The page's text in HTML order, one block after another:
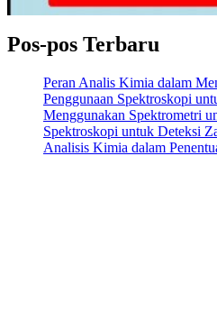
Pos-pos Terbaru
Peran Analis Kimia dalam
Penggunaan Spektroskopi
Menggunakan Spektrometri
Spektroskopi untuk Deteksi
Analisis Kimia dalam